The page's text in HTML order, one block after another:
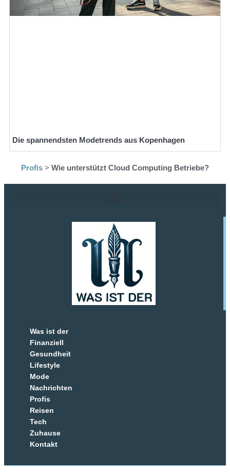
Die spannendsten Modetrends aus Kopenhagen
Profis > Wie unterstützt Cloud Computing Betriebe?
Was ist der
Finanziell
Gesundheit
Lifestyle
Mode
Nachrichten
Profis
Reisen
Tech
Zuhause
Kontakt